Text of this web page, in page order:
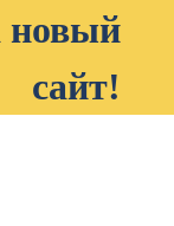
новый
сайт!